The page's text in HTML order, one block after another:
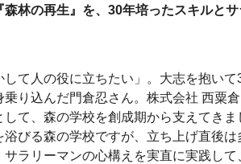
林の再生』を、30年培ったスキルと
して人の役に立ちたい」。大志を抱い
り込んだ門倉忍さん。株式会社 西粟
て、森の学校を創成期から支えてき
浴びる森の学校ですが、立ち上げ直後
ラリーマンの心構えを実直に実践し